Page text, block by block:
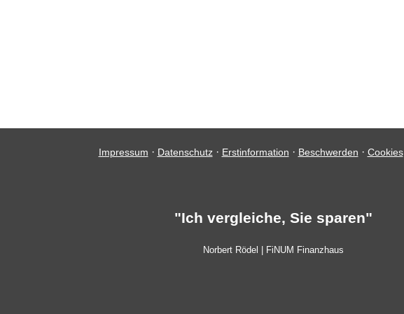
Impressum · Datenschutz· Erstinformation · Beschwerden · Cookies
"Ich vergleiche, Sie sparen"
Norbert Rödel | FiNUM Finanzhaus